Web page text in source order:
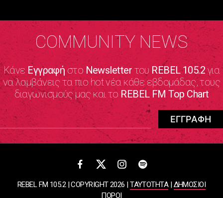
COMMUNITY NEWS
Κάνε Εγγραφήστο NewsletterτουREBEL 105.2για
να λαμβάνεις τα πιο hot νέα κάθε εβδομάδας, τους
διαγωνισμούς μας και το REBEL FM Top Chart
REBEL FM 105.2 | COPYRIGHT 2026 |ΤΑΥΤΟΤΗΤΑ|ΔΗΜΟΣΙΟΙ
ΠΟΡΟΙ